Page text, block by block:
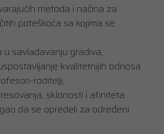
metoda i načina za
poteškoća sa kojima se
savladavanju gradiva,
kvalitetnijih odnosa
roditelji,
sklonosti i afiniteta
da se opredeli za određeni